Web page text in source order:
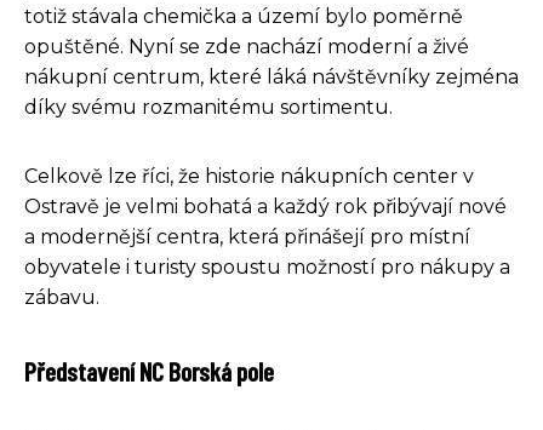
totiž stávala chemička a území bylo poměrně
opuštěné. Nyní se zde nachází moderní a živé
nákupní centrum, které láká návštěvníky zejména
díky svému rozmanitému sortimentu.
Celkově lze říci, že historie nákupních center v
Ostravě je velmi bohatá a každý rok přibývají nové
a modernější centra, která přinášejí pro místní
obyvatele i turisty spoustu možností pro nákupy a
zábavu.
Představení NC Borská pole